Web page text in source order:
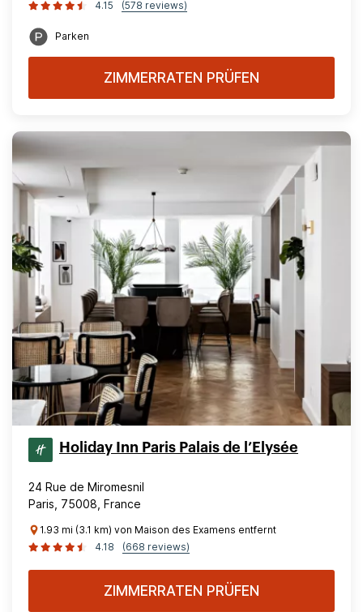
4.15
(578 reviews)
Parken
ZIMMERRATEN PRÜFEN
Holiday Inn Paris Palais de l’Elysée
24 Rue de Miromesnil
Paris, 75008, France
1.93 mi (3.1 km) von Maison des Examens entfernt
4.18
(668 reviews)
ZIMMERRATEN PRÜFEN